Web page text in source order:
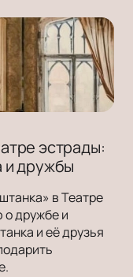
эстрады:
и дружбы
в Театре
дружбе и
и её друзья